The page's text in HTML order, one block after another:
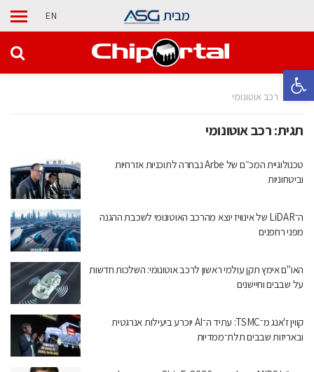
פתח סרגל נגישות
מבית EN
בית רכב אוטונומי
תגית:רכב אוטונומי
טכנולוגיית המכ״ם של Arbe נבחרה לתוכניות אזרחיות
וביטחוניות
ה־LiDAR של אינוויז יוצא מהרכב האוטונומי לשכבת ההגנה
מפני רחפנים
האו"ם אימץ תקן עולמי ראשון לרכב אוטונומי: השלכות חדשות
על שבבים וחיישנים
קווין ז'אנג מ־TSMC: עתיד ה־AI יוכרע ביעילות אנרגטית
ובאריזות שבבים תלת־ממדיות